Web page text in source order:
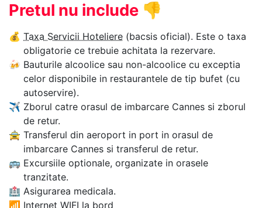
Pretul nu include 👎
💰 Taxa Servicii Hoteliere (bacsis oficial). Este o taxa
obligatorie ce trebuie achitata la rezervare.
🍻 Bauturile alcoolice sau non-alcoolice cu exceptia
celor disponibile in restaurantele de tip bufet (cu
autoservire).
✈ Zborul catre orasul de imbarcare Cannes si zborul
de retur.
🚖 Transferul din aeroport in port in orasul de
imbarcare Cannes si transferul de retur.
🚌 Excursiile optionale, organizate in orasele
tranzitate.
🏥 Asigurarea medicala.
📶 Internet WIFI la bord